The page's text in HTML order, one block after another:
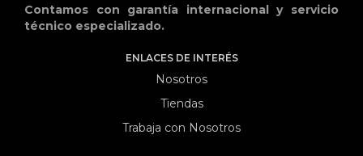
Contamos con garantía internacional y servicio
técnico especializado.
ENLACES DE INTERÉS
Nosotros
Tiendas
Trabaja con Nosotros